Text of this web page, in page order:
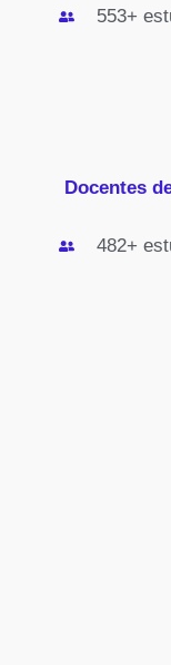
553+
Docentes
482+